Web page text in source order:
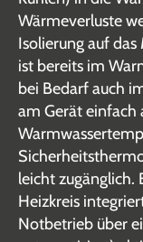
Wärmeverluste
Isolierung auf
ist bereits im
bei Bedarf auch
am Gerät einfach
leicht zugänglich.
Heizkreis
Notbetrieb über